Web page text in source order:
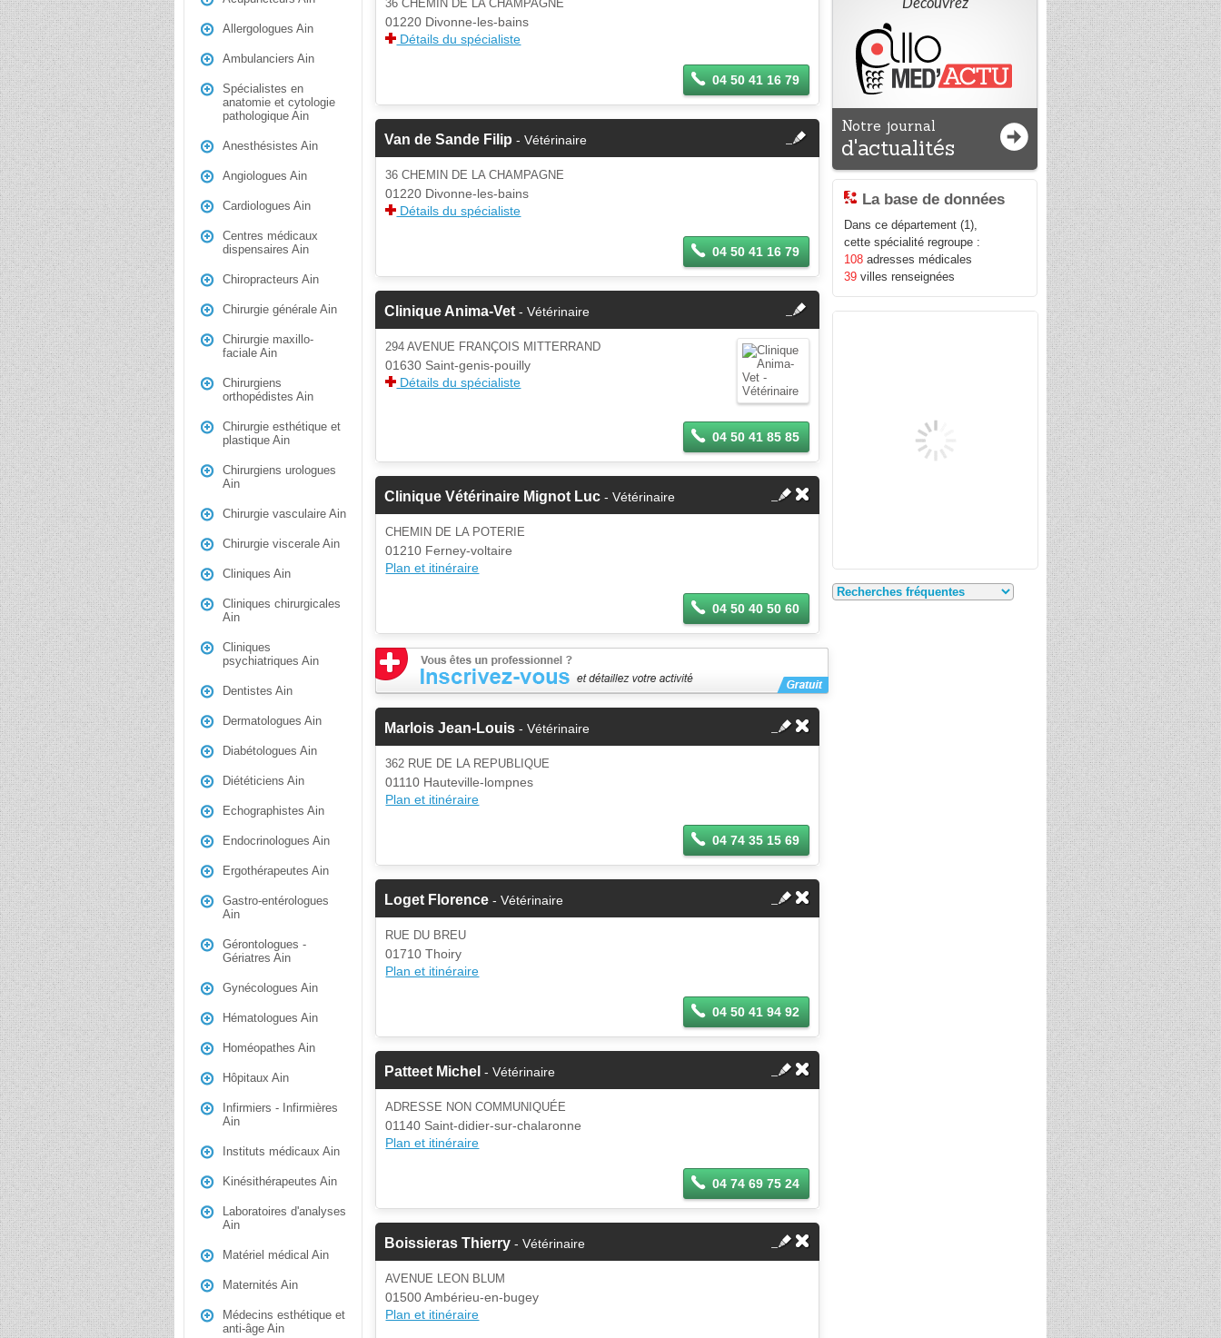
Allergologues Ain
Ambulanciers Ain
Spécialistes en
anatomie et cytologie
pathologique Ain
Anesthésistes Ain
Angiologues Ain
Cardiologues Ain
Centres médicaux
dispensaires Ain
Chiropracteurs Ain
Chirurgie générale Ain
Chirurgie maxillo-
faciale Ain
Chirurgiens
orthopédistes Ain
Chirurgie esthétique et
plastique Ain
Chirurgiens urologues
Ain
Chirurgie vasculaire Ain
Chirurgie viscerale Ain
Cliniques Ain
Cliniques chirurgicales
Ain
Cliniques
psychiatriques Ain
Dentistes Ain
Dermatologues Ain
Diabétologues Ain
Diététiciens Ain
Echographistes Ain
Endocrinologues Ain
Ergothérapeutes Ain
Gastro-entérologues
Ain
Gérontologues -
Gériatres Ain
Gynécologues Ain
Hématologues Ain
Homéopathes Ain
Hôpitaux Ain
Infirmiers - Infirmières
Ain
Instituts médicaux Ain
Kinésithérapeutes Ain
Laboratoires d'analyses
Ain
Matériel médical Ain
Maternités Ain
Médecins esthétique et
anti-âge Ain
Si vous êtes ce membre, mettez à
jour ces informations sur votre
36 CHEMIN DE LA CHAMPAGNE
01220 Divonne-les-bains
Détails du spécialiste
04 50 41 16 79
Van de Sande Filip - Vétérinaire fermer
Cette fiche est la propriété
d'un membre.
Si vous êtes ce membre, mettez à
jour ces informations sur votre
36 CHEMIN DE LA CHAMPAGNE
01220 Divonne-les-bains
Détails du spécialiste
04 50 41 16 79
Clinique Anima-Vet - Vétérinaire fermer
Cette fiche est la propriété
d'un membre.
Si vous êtes ce membre, mettez à
jour ces informations sur votre
Se
connecter
294 AVENUE FRANÇOIS MITTERRAND
01630 Saint-genis-pouilly
Détails du spécialiste
04 50 41 85 85
Clinique Vétérinaire Mignot Luc - Vétérinaire
CHEMIN DE LA POTERIE
01210 Ferney-voltaire
Plan et itinéraire
04 50 40 50 60
Marlois Jean-Louis - Vétérinaire
362 RUE DE LA REPUBLIQUE
01110 Hauteville-lompnes
Plan et itinéraire
04 74 35 15 69
Loget Florence - Vétérinaire
RUE DU BREU
01710 Thoiry
Plan et itinéraire
04 50 41 94 92
Patteet Michel - Vétérinaire
ADRESSE NON COMMUNIQUÉE
01140 Saint-didier-sur-chalaronne
Plan et itinéraire
04 74 69 75 24
Boissieras Thierry - Vétérinaire
AVENUE LEON BLUM
01500 Ambérieu-en-bugey
Plan et itinéraire
Notre journal
d'actualités
La base de données
Dans ce département (1),
cette spécialité regroupe :
108 adresses médicales
39 villes renseignées